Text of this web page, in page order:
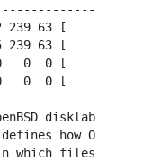
239 63 [
239 63 [
0  0 [
0  0 [
disklabel
how OpenBSD
which filesystems